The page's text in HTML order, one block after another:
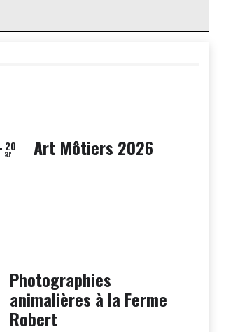
20
SEP Art Môtiers 2026
Photographies
animalières à la Ferme
Robert